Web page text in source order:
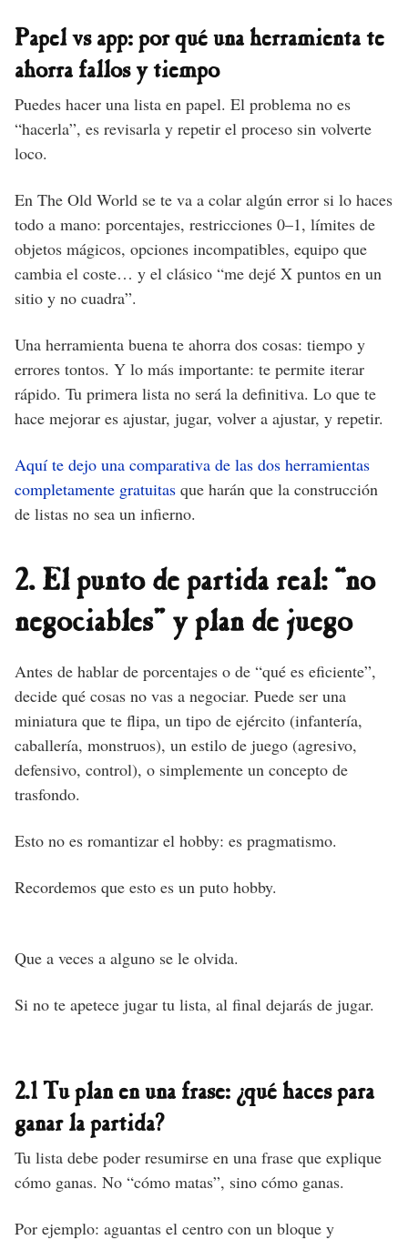
Papel vs app: por qué una herramienta te
ahorra fallos y tiempo
Puedes hacer una lista en papel. El problema no es
“hacerla”, es revisarla y repetir el proceso sin volverte
loco.
En The Old World se te va a colar algún error si lo haces
todo a mano: porcentajes, restricciones 0–1, límites de
objetos mágicos, opciones incompatibles, equipo que
cambia el coste… y el clásico “me dejé X puntos en un
sitio y no cuadra”.
Una herramienta buena te ahorra dos cosas: tiempo y
errores tontos. Y lo más importante: te permite iterar
rápido. Tu primera lista no será la definitiva. Lo que te
hace mejorar es ajustar, jugar, volver a ajustar, y repetir.
Aquí te dejo una comparativa de las dos herramientas
completamente gratuitas que harán que la construcción
de listas no sea un infierno.
2. El punto de partida real: “no
negociables” y plan de juego
Antes de hablar de porcentajes o de “qué es eficiente”,
decide qué cosas no vas a negociar. Puede ser una
miniatura que te flipa, un tipo de ejército (infantería,
caballería, monstruos), un estilo de juego (agresivo,
defensivo, control), o simplemente un concepto de
trasfondo.
Esto no es romantizar el hobby: es pragmatismo.
Recordemos que esto es un puto hobby.
Que a veces a alguno se le olvida.
Si no te apetece jugar tu lista, al final dejarás de jugar.
2.1 Tu plan en una frase: ¿qué haces para
ganar la partida?
Tu lista debe poder resumirse en una frase que explique
cómo ganas. No “cómo matas”, sino cómo ganas.
Por ejemplo: aguantas el centro con un bloque y